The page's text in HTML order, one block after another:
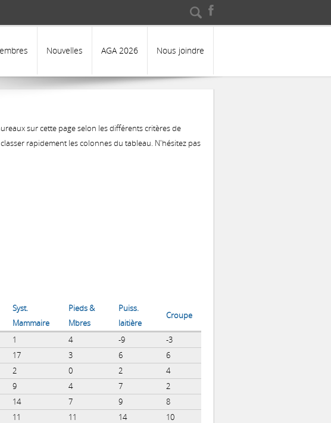
Formulaire de
recherche
Nouvelles AGA 2026 Nous joindre
sur cette page selon les différents critères de
rapidement les colonnes du tableau. N'hésitez pas
Syst.
Mammaire
Pieds &
Mbres
Puiss.
laitière
Croupe
1 4 -9
-3
17 3 6
6
2 0 2
4
9 4 7
2
14 7 9
8
11 11 14
10